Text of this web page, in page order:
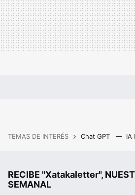
TEMAS DE INTERÉS Chat GPT IA
RECIBE "Xatakaletter",
SEMANAL